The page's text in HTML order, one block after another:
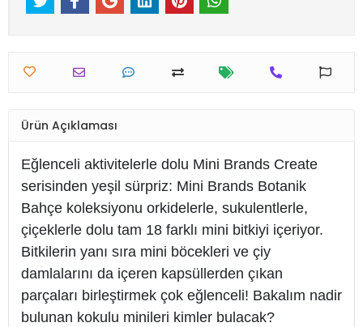
Ürün Açıklaması
Eğlenceli aktivitelerle dolu Mini Brands Create
serisinden yeşil sürpriz: Mini Brands Botanik
Bahçe koleksiyonu orkidelerle, sukulentlerle,
çiçeklerle dolu tam 18 farklı mini bitkiyi içeriyor.
Bitkilerin yanı sıra mini böcekleri ve çiy
damlalarını da içeren kapsüllerden çıkan
parçaları birleştirmek çok eğlenceli! Bakalım nadir
bulunan kokulu minileri kimler bulacak?